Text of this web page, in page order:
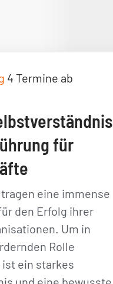
4 Termine ab
für
eine immense
den Erfolg ihrer
Um in
Rolle
ein starkes